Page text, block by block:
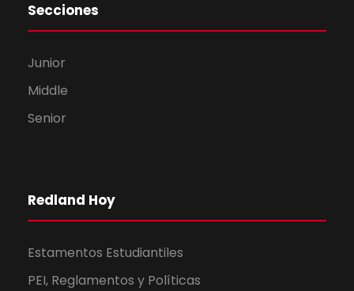
Secciones
Junior
Middle
Senior
Redland Hoy
Estamentos Estudiantiles
PEI, Reglamentos y Políticas